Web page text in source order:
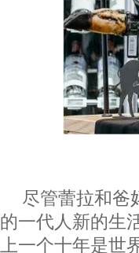
尽管蕾拉和爸
的一代人新的生
上一个十年是世